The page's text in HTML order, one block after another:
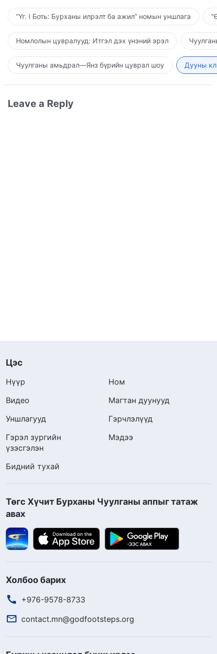
“Үг. I Боть: Бурханы илрэлт ба ажил” номын уншлага
Номлолын цувралууд: Итгэл дэх үнэний эрэл
Чуулганы амьдрал—Янз бүрийн цуврал шоу Дууны
Leave a Reply
Цэс
Нүүр
Ном
Видео
Магтан дуунууд
Уншлагууд
Гэрчлэлүүд
Гэрэл зургийн
үзэсгэлэн
Мэдээ
Бидний тухай
Төгс Хүчит Бурханы Чуулганы аппыг татаж
авах
Холбоо барих
+976-9578-8733
contact.mn@godfootsteps.org